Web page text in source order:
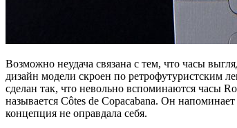
Возможно неудача связана с тем, что часы
дизайн модели скроен по ретрофутуристским
сделан так, что невольно вспоминаются часы
называется Côtes de Copacabana. Он
концепция не оправдала себя.